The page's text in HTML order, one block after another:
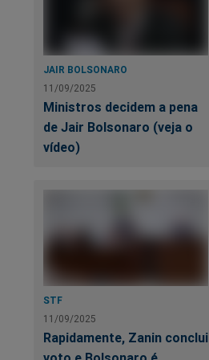
JAIR BOLSONARO
11/09/2025
Ministros decidem a pena
de Jair Bolsonaro (veja o
vídeo)
STF
11/09/2025
Rapidamente, Zanin conclui